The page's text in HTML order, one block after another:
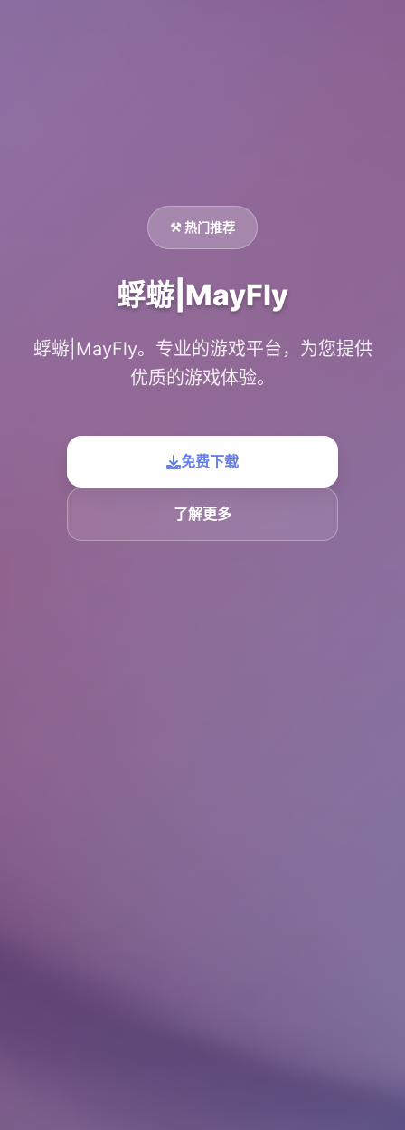
⚒️ 热门推荐
蜉蝣|MayFly
蜉蝣|MayFly。专业的游戏平台，为您提供
优质的游戏体验。
免费下载
了解更多